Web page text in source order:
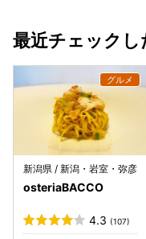
最近チェックし
新潟県 / 新潟・岩室・弥彦
osteriaBACCO
4.3 (107)